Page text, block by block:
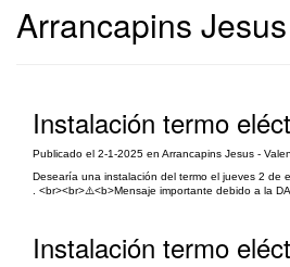
Arrancapins
Instalación termo
Publicado el 2-1-2025 en Arrancapins Jesus -
Desearía una instalación del termo el jueves 2 de
. <br><br>⚠️<b>Mensaje importante debido a la
Instalación termo